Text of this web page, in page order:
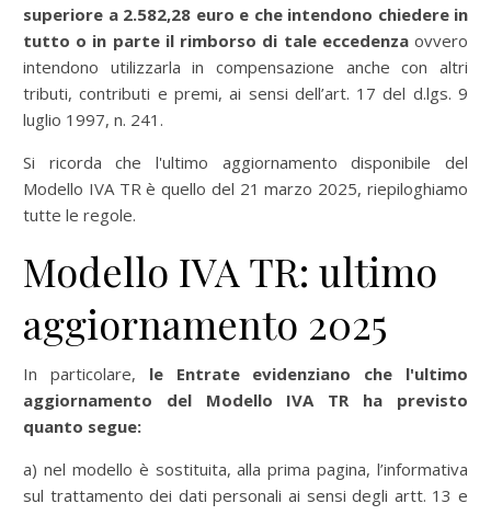
superiore a 2.582,28 euro e che intendono chiedere in
tutto o in parte il rimborso di tale eccedenza ovvero
intendono utilizzarla in compensazione anche con altri
tributi, contributi e premi, ai sensi dell’art. 17 del d.lgs. 9
luglio 1997, n. 241.
Si ricorda che l'ultimo aggiornamento disponibile del
Modello IVA TR è quello del 21 marzo 2025, riepiloghiamo
tutte le regole.
Modello IVA TR: ultimo
aggiornamento 2025
In particolare, le Entrate evidenziano che l'ultimo
aggiornamento del Modello IVA TR ha previsto
quanto segue:
a) nel modello è sostituita, alla prima pagina, l’informativa
sul trattamento dei dati personali ai sensi degli artt. 13 e